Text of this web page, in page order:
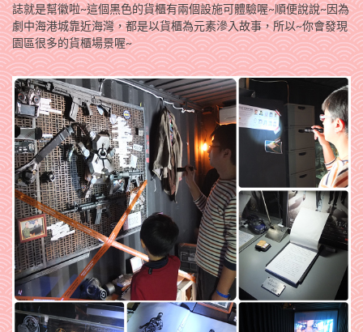
誌就是幫徽啦~這個黑色的貨櫃有兩個設施可體驗喔~順便說說~因為
劇中海港城靠近海灣，都是以貨櫃為元素滲入故事，所以~你會發現
園區很多的貨櫃場景喔~